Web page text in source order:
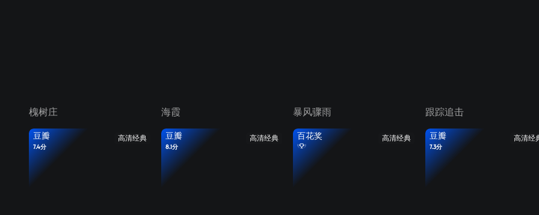
槐树庄 海霞 暴风骤雨 跟踪追击
高清经典
豆瓣
7.4分
高清经典
豆瓣
8.1分
高清经典
百花奖 高清经
豆瓣
7.3分